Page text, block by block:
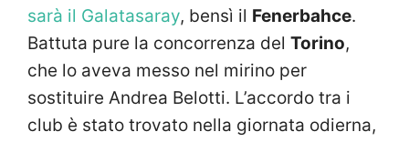
sarà il Galatasaray, bensì il Fenerbahce.
Battuta pure la concorrenza del Torino,
che lo aveva messo nel mirino per
sostituire Andrea Belotti. L’accordo tra i
club è stato trovato nella giornata odierna,